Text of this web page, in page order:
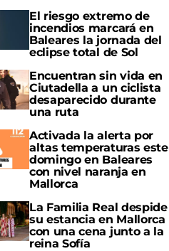
El riesgo extremo de
incendios marcará en
Baleares la jornada del
eclipse total de Sol
Encuentran sin vida en
Ciutadella a un ciclista
desaparecido durante
una ruta
Activada la alerta por
altas temperaturas este
domingo en Baleares
con nivel naranja en
Mallorca
La Familia Real despide
su estancia en Mallorca
con una cena junto a la
reina Sofía